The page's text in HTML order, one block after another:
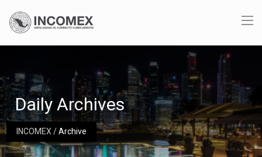
INCOMEX/Archive
Daily Archives